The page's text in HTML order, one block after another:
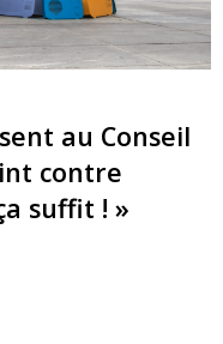
au Conseil
contre
suffit ! »